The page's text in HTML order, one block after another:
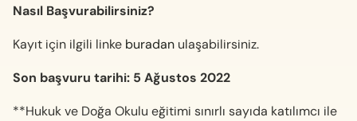
Nasıl Başvurabilirsiniz?
Kayıt için ilgili linke buradan ulaşabilirsiniz.
Son başvuru tarihi: 5 Ağustos 2022
**Hukuk ve Doğa Okulu eğitimi sınırlı sayıda katılımcı ile